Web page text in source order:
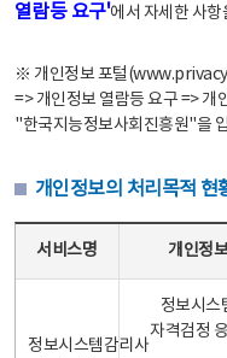
열람등 요구'에서 자세한 사
※ 개인정보 포털
=> 개인정보 열람등 요구 => 개
"한국지능정보사회진흥원"을
개인정보의 처리목적 현
서비스명 개인정
정보시스템감리사
정보시스
자격검정